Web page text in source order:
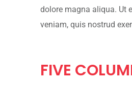
dolore magna aliqua. Ut
veniam, quis nostrud
FIVE